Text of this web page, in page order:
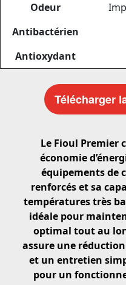
Odeur
Antibactérien
Antioxydant
Télécharger
Le Fioul Premier
économie
équipements de
renforcés et sa
températures très
idéale pour
optimal tout au
assure une
et un entretien
pour un